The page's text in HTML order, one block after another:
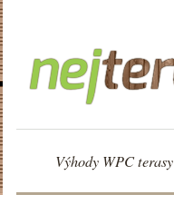
Výhody WPC terasy